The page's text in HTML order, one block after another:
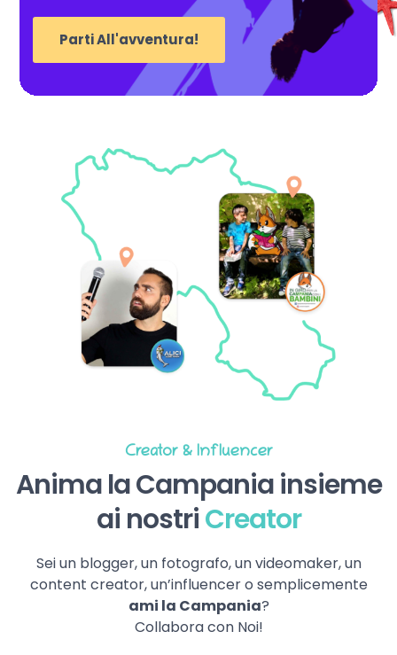
Parti All'avventura!
Creator & Influencer
Anima la Campania insieme
ai nostriCreator
Sei un blogger, un fotografo, un videomaker, un
content creator, un’influencer o semplicemente
ami la Campania?
Collabora con Noi!